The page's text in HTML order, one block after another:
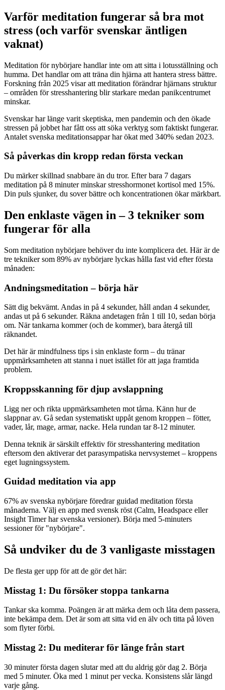
Varför meditation fungerar så bra mot
stress (och varför svenskar äntligen
vaknat)
Meditation för nybörjare handlar inte om att sitta i lotusställning och
humma. Det handlar om att träna din hjärna att hantera stress bättre.
Forskning från 2025 visar att meditation förändrar hjärnans struktur
– områden för stresshantering blir starkare medan panikcentrumet
minskar.
Svenskar har länge varit skeptiska, men pandemin och den ökade
stressen på jobbet har fått oss att söka verktyg som faktiskt fungerar.
Antalet svenska meditationsappar har ökat med 340% sedan 2023.
Så påverkas din kropp redan första veckan
Du märker skillnad snabbare än du tror. Efter bara 7 dagars
meditation på 8 minuter minskar stresshormonet kortisol med 15%.
Din puls sjunker, du sover bättre och koncentrationen ökar märkbart.
Den enklaste vägen in – 3 tekniker som
fungerar för alla
Som meditation nybörjare behöver du inte komplicera det. Här är de
tre tekniker som 89% av nybörjare lyckas hålla fast vid efter första
månaden:
Andningsmeditation – börja här
Sätt dig bekvämt. Andas in på 4 sekunder, håll andan 4 sekunder,
andas ut på 6 sekunder. Räkna andetagen från 1 till 10, sedan börja
om. När tankarna kommer (och de kommer), bara återgå till
räknandet.
Det här är mindfulness tips i sin enklaste form – du tränar
uppmärksamheten att stanna i nuet istället för att jaga framtida
problem.
Kroppsskanning för djup avslappning
Ligg ner och rikta uppmärksamheten mot tårna. Känn hur de
slappnar av. Gå sedan systematiskt uppåt genom kroppen – fötter,
vader, lår, mage, armar, nacke. Hela rundan tar 8-12 minuter.
Denna teknik är särskilt effektiv för stresshantering meditation
eftersom den aktiverar det parasympatiska nervsystemet – kroppens
eget lugningssystem.
Guidad meditation via app
67% av svenska nybörjare föredrar guidad meditation första
månaderna. Välj en app med svensk röst (Calm, Headspace eller
Insight Timer har svenska versioner). Börja med 5-minuters
sessioner för "nybörjare".
Så undviker du de 3 vanligaste misstagen
De flesta ger upp för att de gör det här:
Misstag 1: Du försöker stoppa tankarna
Tankar ska komma. Poängen är att märka dem och låta dem passera,
inte bekämpa dem. Det är som att sitta vid en älv och titta på löven
som flyter förbi.
Misstag 2: Du mediterar för länge från start
30 minuter första dagen slutar med att du aldrig gör dag 2. Börja
med 5 minuter. Öka med 1 minut per vecka. Konsistens slår längd
varje gång.